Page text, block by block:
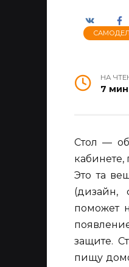
НА
7 мин
Стол —
Это та
(дизайн,
поможет
защите.
пищу